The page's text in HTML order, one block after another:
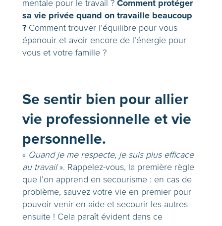
mentale pour le travail ? Comment protéger
sa vie privée quand on travaille beaucoup
? Comment trouver l’équilibre pour vous
épanouir et avoir encore de l’énergie pour
vous et votre famille ?
Se sentir bien pour allier
vie professionnelle et vie
personnelle.
« Quand je me respecte, je suis plus efficace
au travail». Rappelez-vous, la première règle
que l’on apprend en secourisme : en cas de
problème, sauvez votre vie en premier pour
pouvoir venir en aide et secourir les autres
ensuite ! Cela paraît évident dans ce